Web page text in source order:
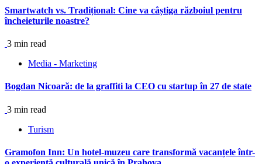
Smartwatch vs. Tradițional: Cine va câștiga războiul pentru
încheieturile noastre?
3 min read
Media - Marketing
Bogdan Nicoară: de la graffiti la CEO cu startup în 27 de state
3 min read
Turism
Gramofon Inn: Un hotel-muzeu care transformă vacanțele într-